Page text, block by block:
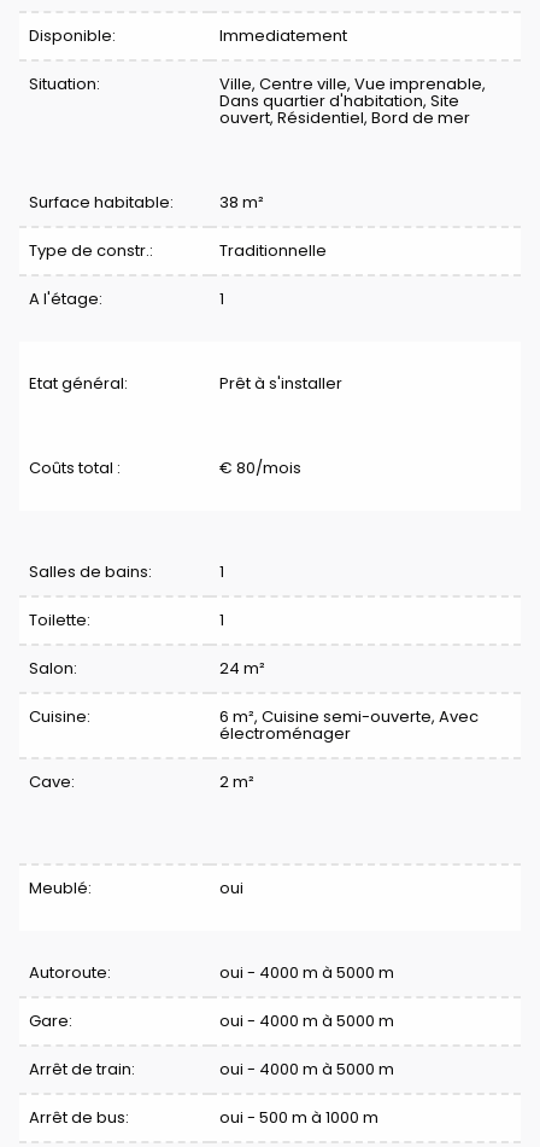
Disponible: Immediatement
Situation: Ville, Centre ville, Vue imprenable,
Dans quartier d'habitation, Site
ouvert, Résidentiel, Bord de mer
Surface habitable: 38 m²
Type de constr.: Traditionnelle
A l'étage: 1
Etat général: Prêt à s'installer
Coûts total : € 80/mois
Division
Salles de bains: 1
Toilette: 1
Salon: 24 m²
Cuisine: 6 m², Cuisine semi-ouverte, Avec
électroménager
Cave: 2 m²
Confort
Meublé: oui
Autoroute: oui - 4000 m à 5000 m
Gare: oui - 4000 m à 5000 m
Arrêt de train: oui - 4000 m à 5000 m
Arrêt de bus: oui - 500 m à 1000 m